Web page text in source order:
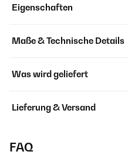
Eigenschaften
Maße & Technische Details
Was wird geliefert
Lieferung & Versand
FAQ